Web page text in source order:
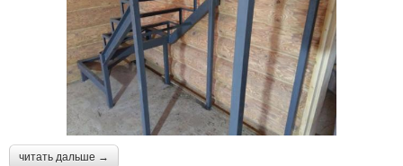
читать дальше →